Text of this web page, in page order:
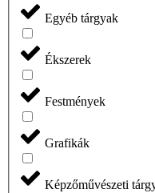
Egyéb tárgyak
Ékszerek
Festmények
Grafikák
Képzőművészeti